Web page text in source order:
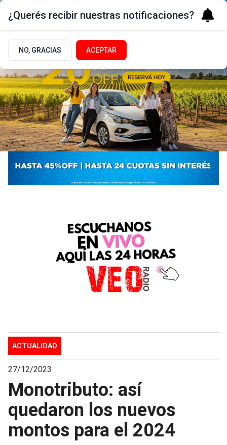
ACTUALIDAD
27/12/2023
Monotributo: así
quedaron los nuevos
montos para el 2024
¿Querés recibir nuestras notificaciones?
NO, GRACIAS ACEPTAR